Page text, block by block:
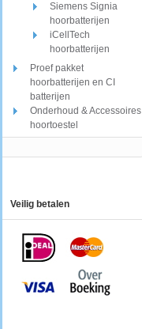
Siemens Signia
hoorbatterijen
iCellTech
hoorbatterijen
Proef pakket
hoorbatterijen en CI
batterijen
Onderhoud & Accessoires
hoortoestel
Veilig betalen